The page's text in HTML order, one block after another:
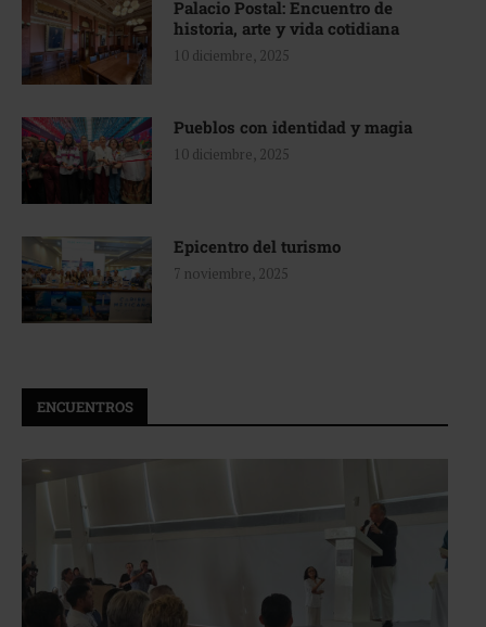
Palacio Postal: Encuentro de
historia, arte y vida cotidiana
10 diciembre, 2025
Pueblos con identidad y magia
10 diciembre, 2025
Epicentro del turismo
7 noviembre, 2025
ENCUENTROS